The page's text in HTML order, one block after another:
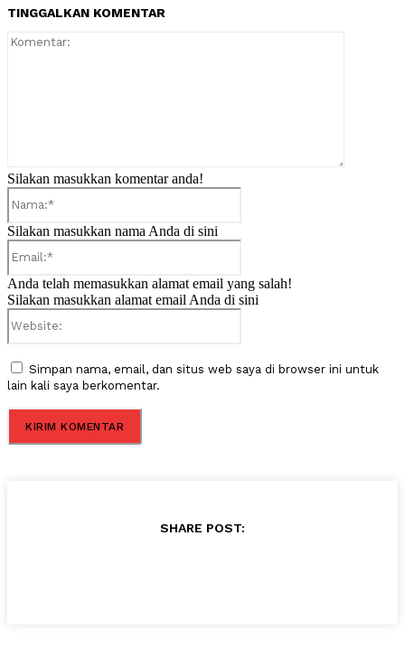
TINGGALKAN KOMENTAR
Silakan masukkan komentar anda!
Silakan masukkan nama Anda di sini
Anda telah memasukkan alamat email yang salah!
Silakan masukkan alamat email Anda di sini
Simpan nama, email, dan situs web saya di browser ini untuk
lain kali saya berkomentar.
SHARE POST: